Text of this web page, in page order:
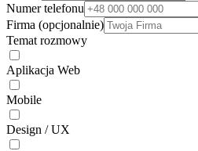
Numer telefonu
Firma (opcjonalnie)
Temat rozmowy
Aplikacja Web
Mobile
Design / UX